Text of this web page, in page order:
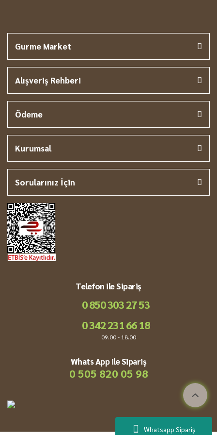
Whatsapp Sipariş
Gurme Market
Alışveriş Rehberi
Ödeme
Kurumsal
Sorularınız İçin
Telefon ile Sipariş
0 850 303 27 53
0 342 231 66 18
09.00 - 18.00
Whats App ile Sipariş
0 505 820 05 98